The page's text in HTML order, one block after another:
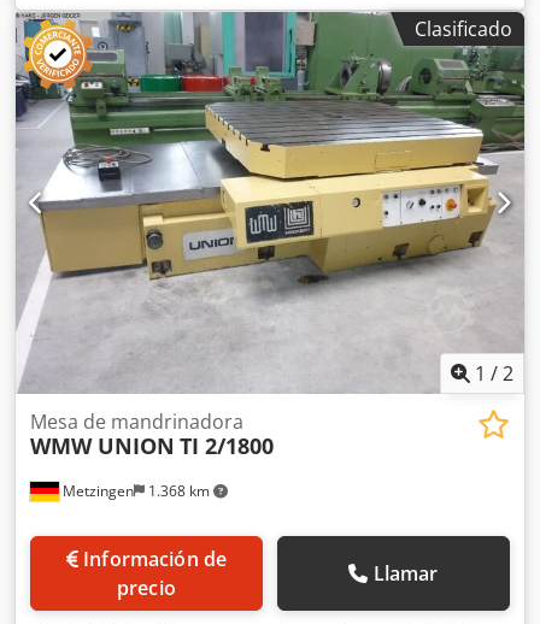
1420 rpm Dedpfsw S Tg Tsx Aiieck - Eje: Ø 14 x 30 mm -
Cantidad: 6 motores disponibles - Precio: por unidad -
Dimensiones: 185/123/165 mm - Peso: 4,6 kg/unidad.
Clasificado
1 /2
Metzingen 1.368 km
Mesa de mandrinadora
WMW UNION TI 2/1800
Información de
precio
Llamar